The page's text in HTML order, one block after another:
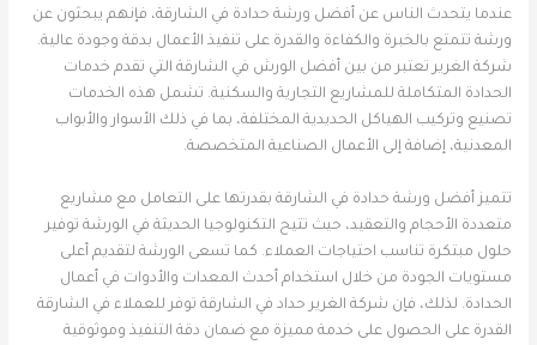
عندما يتحدث الناس عن أفضل ورشة حدادة في الشارقة، فإنهم يبحثون عن
ورشة تتمتع بالخبرة والكفاءة والقدرة على تنفيذ الأعمال بدقة وجودة عالية.
شركة الغرير تعتبر من بين أفضل الورش في الشارقة التي تقدم خدمات
الحدادة المتكاملة للمشاريع التجارية والسكنية. تشمل هذه الخدمات
تصنيع وتركيب الهياكل الحديدية المختلفة، بما في ذلك الأسوار والأبواب
المعدنية، إضافة إلى الأعمال الصناعية المتخصصة.
تتميز أفضل ورشة حدادة في الشارقة بقدرتها على التعامل مع مشاريع
متعددة الأحجام والتعقيد، حيث تتيح التكنولوجيا الحديثة في الورشة توفير
حلول مبتكرة تناسب احتياجات العملاء. كما تسعى الورشة لتقديم أعلى
مستويات الجودة من خلال استخدام أحدث المعدات والأدوات في أعمال
الحدادة. لذلك، فإن شركة الغرير حداد في الشارقة توفر للعملاء في الشارقة
القدرة على الحصول على خدمة مميزة مع ضمان دقة التنفيذ وموثوقية